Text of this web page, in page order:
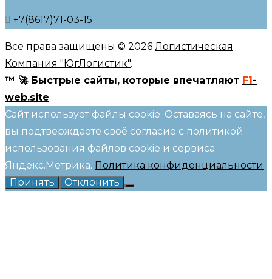
+7(8617)71-03-15
Все права защищены © 2026 Логистическая
Компания "ЮгЛогистик".
™ 🚀 Быстрые сайты, которые впечатляют F1 -
web.site
Сайт использует файлы cookie. Оставаясь на сайте,
вы подтверждаете своё согласие с политикой
использования файлов cookie и сервиса
Яндекс.Метрика. Политика конфиденциальности
Принять
Отклонить